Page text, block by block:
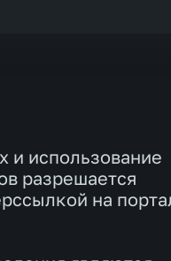
и использование
разрешается
на